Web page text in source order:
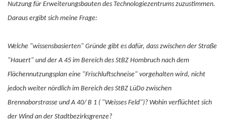
Nutzung für Erweiterungsbauten des Technologiezentrums zuzustimmen.
Daraus ergibt sich meine Frage:
Welche "wissensbasierten" Gründe gibt es dafür, dass zwischen der Straße
"Hauert" und der A 45 im Bereich des StBZ Hombruch nach dem
Flächennutzungsplan eine "Frischluftschneise" vorgehalten wird, nicht
jedoch weiter nördlich im Bereich des StBZ LüDo zwischen
Brennaborstrasse und A 40/ B 1 ( "Weisses Feld")? Wohin verflüchtet sich
der Wind an der Stadtbezirksgrenze?